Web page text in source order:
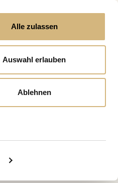
Alle zulassen
Auswahl erlauben
Ablehnen